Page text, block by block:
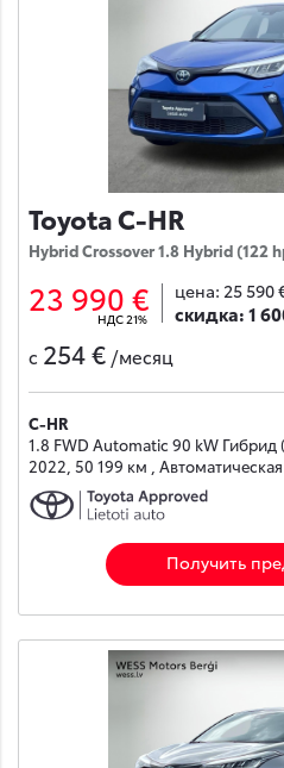
Toyota C-HR
Hybrid Crossover 1.8 Hybrid (122
23 990 €
НДС 21%
цена: 25 590
скидка:1
с 254 € /месяц
C-HR
1.8 FWD Automatic 90 kW Гибрид
2022, 50 199 км ,
Получить